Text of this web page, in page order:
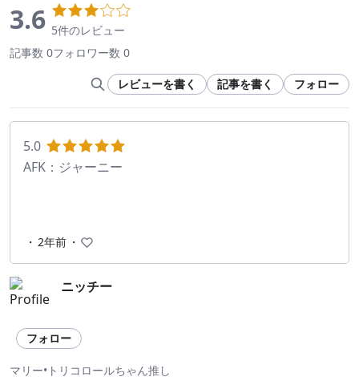
3.6 5件のレビュー
記事数 0フォロワー数 0
レビューを書く 記事を書く フォロー
5.0
AFK：ジャーニー
・ 2年前 ・
ニッチー
フォロー
マリー•トリコロールちゃん推し